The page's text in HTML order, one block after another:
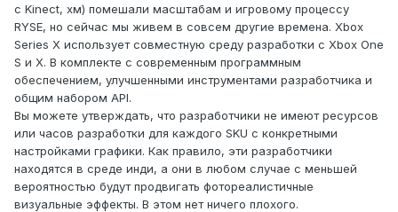
с Kinect, хм) помешали масштабам и игровому процессу
RYSE, но сейчас мы живем в совсем другие времена. Xbox
Series X использует совместную среду разработки с Xbox One
S и X. В комплекте с современным программным
обеспечением, улучшенными инструментами разработчика и
общим набором API.
Вы можете утверждать, что разработчики не имеют ресурсов
или часов разработки для каждого SKU с конкретными
настройками графики. Как правило, эти разработчики
находятся в среде инди, а они в любом случае с меньшей
вероятностью будут продвигать фотореалистичные
визуальные эффекты. В этом нет ничего плохого.